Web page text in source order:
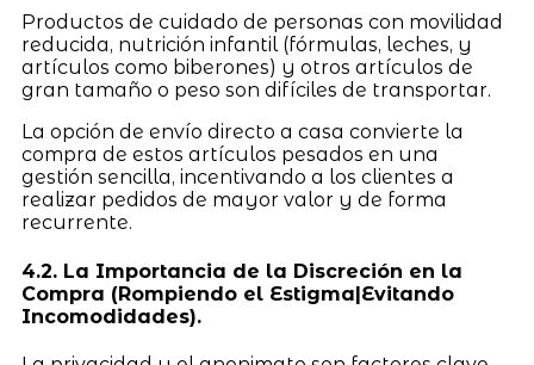
Productos de cuidado de personas con movilidad
reducida, nutrición infantil (fórmulas, leches, y
artículos como biberones) y otros artículos de
gran tamaño o peso son difíciles de transportar.
La opción de envío directo a casa convierte la
compra de estos artículos pesados en una
gestión sencilla, incentivando a los clientes a
realizar pedidos de mayor valor y de forma
recurrente.
4.2. La Importancia de la Discreción en la
Compra (Rompiendo el Estigma|Evitando
Incomodidades).